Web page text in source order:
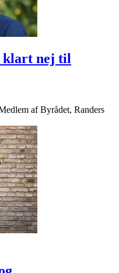
klart nej til
af Byrådet, Randers